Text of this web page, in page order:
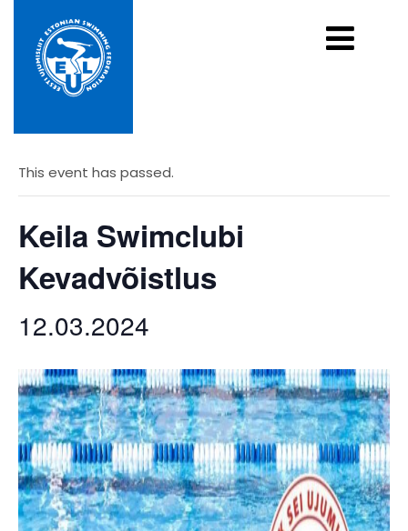
This event has passed.
Keila Swimclubi
Kevadvõistlus
12.03.2024